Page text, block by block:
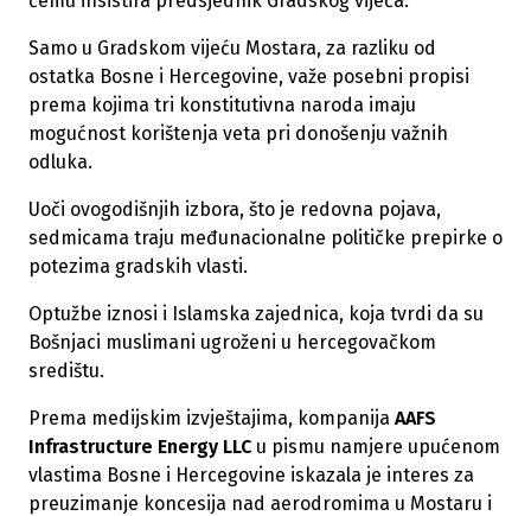
Samo u Gradskom vijeću Mostara, za razliku od
ostatka Bosne i Hercegovine, važe posebni propisi
prema kojima tri konstitutivna naroda imaju
mogućnost korištenja veta pri donošenju važnih
odluka.
Uoči ovogodišnjih izbora, što je redovna pojava,
sedmicama traju međunacionalne političke prepirke o
potezima gradskih vlasti.
Optužbe iznosi i Islamska zajednica, koja tvrdi da su
Bošnjaci muslimani ugroženi u hercegovačkom
središtu.
Prema medijskim izvještajima, kompanija AAFS
Infrastructure Energy LLC u pismu namjere upućenom
vlastima Bosne i Hercegovine iskazala je interes za
preuzimanje koncesija nad aerodromima u Mostaru i